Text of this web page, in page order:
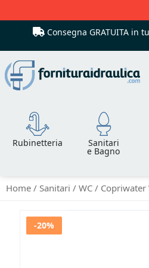
Consegna GRATUITA in
Rubinetteria Sanitari
e Bagno
Home Sanitari WC Copriwater
Vai
-20%